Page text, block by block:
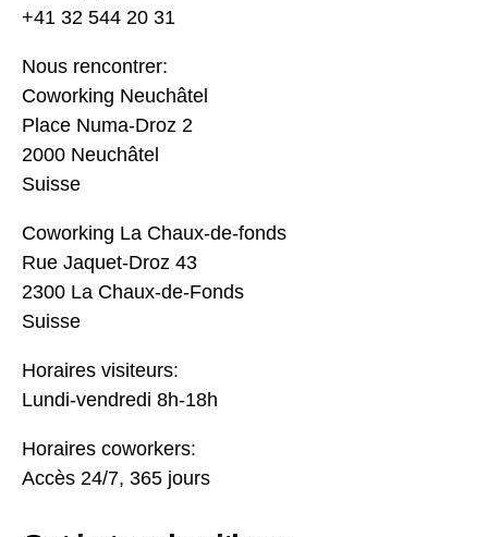
+41 32 544 20 31
Nous rencontrer:
Coworking Neuchâtel
Place Numa-Droz 2
2000 Neuchâtel
Suisse
Coworking La Chaux-de-fonds
Rue Jaquet-Droz 43
2300 La Chaux-de-Fonds
Suisse
Horaires visiteurs:
Lundi-vendredi 8h-18h
Horaires coworkers:
Accès 24/7, 365 jours